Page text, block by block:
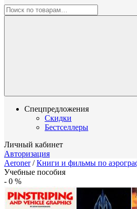
Спецпредложения
Скидки
Бестселлеры
Личный кабинет
Авторизация
Aeroner/Книги и фильмы по
Учебные пособия
- 0 %